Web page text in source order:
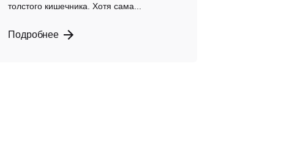
толстого кишечника. Хотя сама...
Подробнее